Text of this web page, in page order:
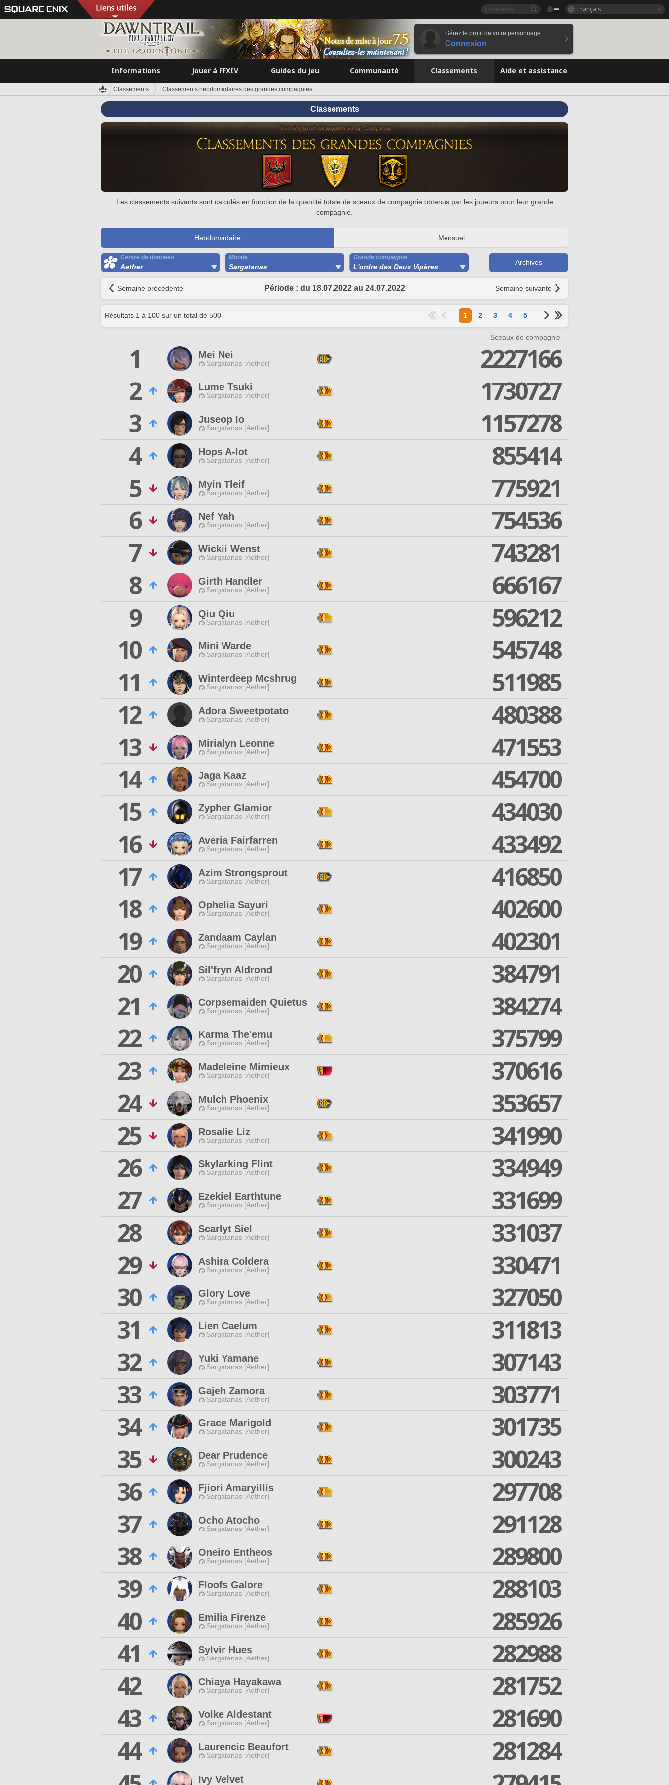
Français
Gérez le profil de votre personnage
Connexion
Informations Jouer à FFXIV Guides du jeu Communauté Classements Aide et assistance
Classements Classements hebdomadaires des grandes compagnies
Classements
Les classements suivants sont calculés en fonction de la quantité totale de sceaux de compagnie obtenus par les joueurs pour leur grande
compagnie.
Hebdomadaire Mensuel
Centre de données
Aether
Monde
Sargatanas
Grande compagnie
L'ordre des Deux Vipères
Archives
Semaine précédente Période : du 18.07.2022 au 24.07.2022 Semaine suivante
Résultats 1 à 100 sur un total de 500 1 2 3 4 5
Sceaux de compagnie
1 Mei Nei
Sargatanas [Aether]
2227166
2
Lume Tsuki
Sargatanas [Aether]
1730727
3
Juseop Io
Sargatanas [Aether]
1157278
4
Hops A-lot
Sargatanas [Aether]
855414
5
Myin Tleif
Sargatanas [Aether]
775921
6
Nef Yah
Sargatanas [Aether]
754536
7
Wickii Wenst
Sargatanas [Aether]
743281
8
Girth Handler
Sargatanas [Aether]
666167
9
Qiu Qiu
Sargatanas [Aether]
596212
10
Mini Warde
Sargatanas [Aether]
545748
11
Winterdeep Mcshrug
Sargatanas [Aether]
511985
12
Adora Sweetpotato
Sargatanas [Aether]
480388
13
Mirialyn Leonne
Sargatanas [Aether]
471553
14
Jaga Kaaz
Sargatanas [Aether]
454700
15
Zypher Glamior
Sargatanas [Aether]
434030
16
Averia Fairfarren
Sargatanas [Aether]
433492
17
Azim Strongsprout
Sargatanas [Aether]
416850
18
Ophelia Sayuri
Sargatanas [Aether]
402600
19
Zandaam Caylan
Sargatanas [Aether]
402301
20
Sil'fryn Aldrond
Sargatanas [Aether]
384791
21
Corpsemaiden Quietus
Sargatanas [Aether]
384274
22
Karma The'emu
Sargatanas [Aether]
375799
23
Madeleine Mimieux
Sargatanas [Aether]
370616
24
Mulch Phoenix
Sargatanas [Aether]
353657
25
Rosalie Liz
Sargatanas [Aether]
341990
26
Skylarking Flint
Sargatanas [Aether]
334949
27
Ezekiel Earthtune
Sargatanas [Aether]
331699
28
Scarlyt Siel
Sargatanas [Aether]
331037
29
Ashira Coldera
Sargatanas [Aether]
330471
30
Glory Love
Sargatanas [Aether]
327050
31
Lien Caelum
Sargatanas [Aether]
311813
32
Yuki Yamane
Sargatanas [Aether]
307143
33
Gajeh Zamora
Sargatanas [Aether]
303771
34
Grace Marigold
Sargatanas [Aether]
301735
35
Dear Prudence
Sargatanas [Aether]
300243
36
Fjiori Amaryillis
Sargatanas [Aether]
297708
37
Ocho Atocho
Sargatanas [Aether]
291128
38
Oneiro Entheos
Sargatanas [Aether]
289800
39
Floofs Galore
Sargatanas [Aether]
288103
40
Emilia Firenze
Sargatanas [Aether]
285926
41
Sylvir Hues
Sargatanas [Aether]
282988
42
Chiaya Hayakawa
Sargatanas [Aether]
281752
43
Volke Aldestant
Sargatanas [Aether]
281690
44
Laurencic Beaufort
Sargatanas [Aether]
281284
Ivy Velvet